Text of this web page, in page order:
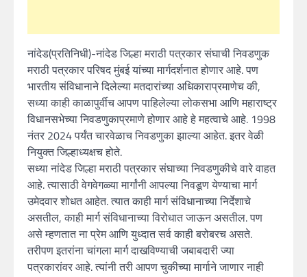
नांदेड(प्रतिनिधी)-नांदेड जिल्हा मराठी पत्रकार संघाची निवडणुक
मराठी पत्रकार परिषद मुंबई यांच्या मार्गदर्शनात होणार आहे. पण
भारतीय संविधानाने दिलेल्या मतदारांच्या अधिकाराप्रमाणेच की,
सध्या काही काळापुर्वीच आपण पाहिलेल्या लोकसभा आणि महाराष्ट्र
विधानसभेच्या निवडणुकाप्रमाणे होणार आहे हे महत्वाचे आहे. 1998
नंतर 2024 पर्यंत चारवेळाच निवडणुका झाल्या आहेत. इतर वेळी
नियुक्त जिल्हाध्यक्षच होते.
सध्या नांदेड जिल्हा मराठी पत्रकार संघाच्या निवडणुकीचे वारे वाहत
आहे. त्यासाठी वेगवेगळ्या मार्गांनी आपल्या निवडूण येण्याचा मार्ग
उमेदवार शोधत आहेत. त्यात काही मार्ग संविधानाच्या निर्देशाचे
असतील, काही मार्ग संविधानाच्या विरोधात जाऊन असतील. पण
असे म्हणतात ना प्रेम आणि युध्दात सर्व काही बरोबरच असते.
तरीपण इतरांना चांगला मार्ग दाखविण्याची जबाबदारी ज्या
पत्रकारांवर आहे. त्यांनी तरी आपण चुकीच्या मार्गाने जाणार नाही